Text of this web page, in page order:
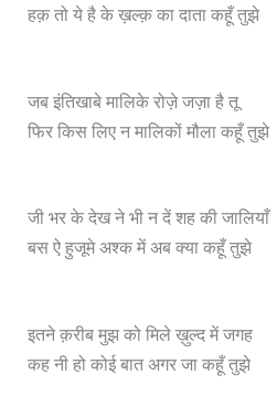
हक़ तो ये है के ख़ल्क़ का दाता कहूँ तुझे
जब इंतिखाबे मालिके रोज़े जज़ा है तू
फिर किस लिए न मालिकों मौला कहूँ तुझे
जी भर के देख ने भी न दें शह की जालियाँ
बस ऐ हुजूमे अश्क में अब क्या कहूँ तुझे
इतने क़रीब मुझ को मिले ख़ुल्द में जगह
कह नी हो कोई बात अगर जा कहूँ तुझे